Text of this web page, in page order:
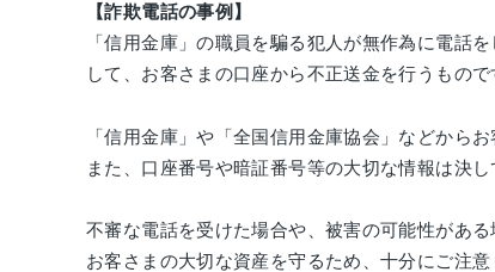
【詐欺電話の事例】
「信用金庫」の職員を騙る犯人が無作為に電話
して、お客さまの口座から不正送金を行うもので
「信用金庫」や「全国信用金庫協会」などから
また、口座番号や暗証番号等の大切な情報は決
不審な電話を受けた場合や、被害の可能性があ
お客さまの大切な資産を守るため、十分にご注